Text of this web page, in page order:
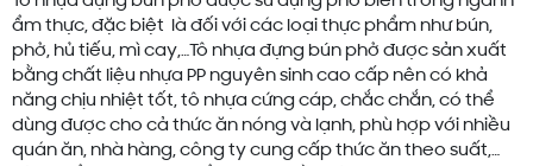
ẩm thực, đặc biệt là đối với các loại thực phẩm như bún,
phở, hủ tiếu, mì cay,…Tô nhựa đựng bún phở được sản xuất
bằng chất liệu nhựa PP nguyên sinh cao cấp nên có khả
năng chịu nhiệt tốt, tô nhựa cứng cáp, chắc chắn, có thể
dùng được cho cả thức ăn nóng và lạnh, phù hợp với nhiều
quán ăn, nhà hàng, công ty cung cấp thức ăn theo suất,…